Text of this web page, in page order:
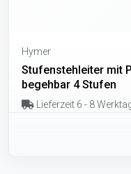
Hymer
Stufenstehleiter mit
begehbar 4 Stufen
Lieferzeit 6 - 8